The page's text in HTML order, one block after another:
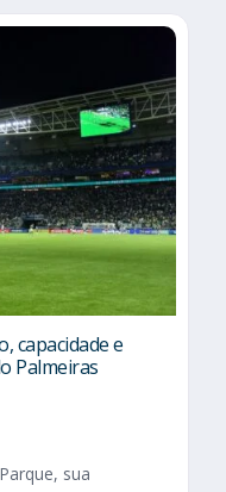
capacidade e
Palmeiras
sua